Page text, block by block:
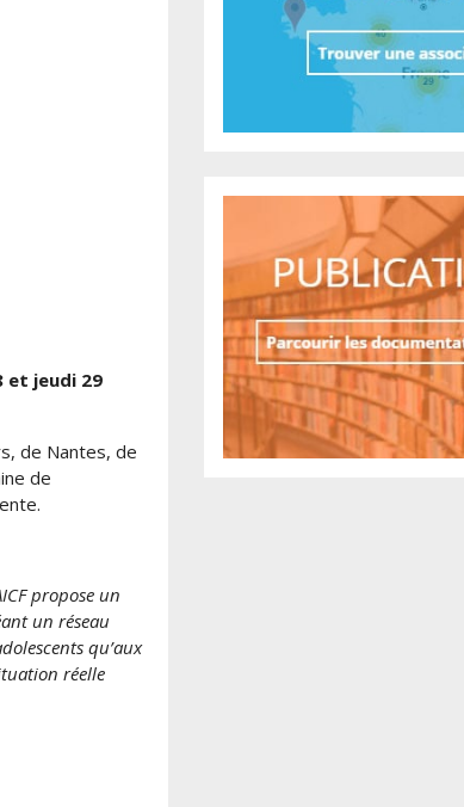
et jeudi 29
de Nantes, de
de
propose un
un réseau
qu’aux
réelle